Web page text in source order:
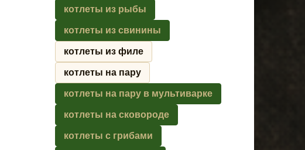
котлеты из рыбы
котлеты из свинины
котлеты из филе
котлеты на пару
котлеты на пару в мультиварке
котлеты на сковороде
котлеты с грибами